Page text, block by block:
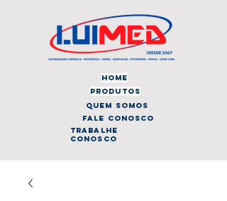
home
produtos
quem somos
fale conosco
trabalhe
conosco